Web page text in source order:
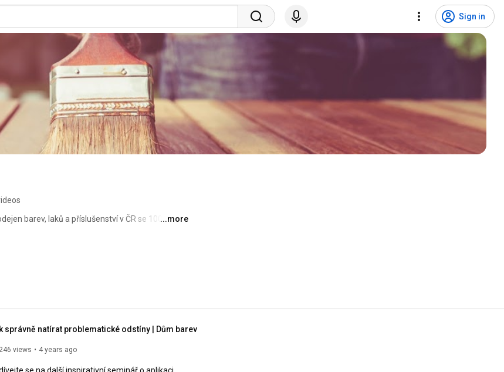
Sign in
barev, laků a příslušenství v ČR se 100 ...more
správně natírat problematické odstíny | Dům barev
views 4 years ago